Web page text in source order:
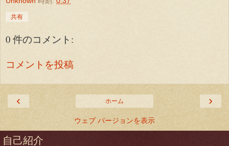
共有
0 件のコメント:
コメントを投稿
‹ ›
ホーム
ウェブ バージョンを表示
自己紹介